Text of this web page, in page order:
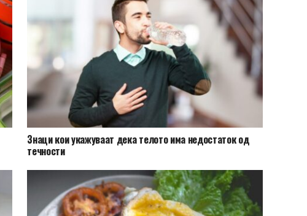
Знаци кои укажуваат дека телото има недостаток од
течности